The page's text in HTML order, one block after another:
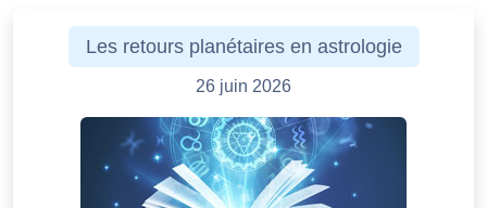
Les retours planétaires en astrologie
26 juin 2026